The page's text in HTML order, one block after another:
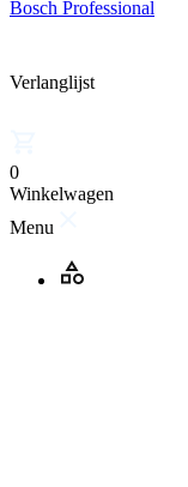
Bosch Professional
Verlanglijst
0
Winkelwagen
Menu